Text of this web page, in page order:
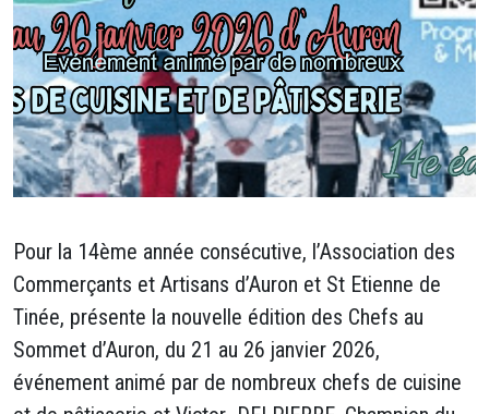
Pour la 14ème année consécutive, l’Association des
Commerçants et Artisans d’Auron et St Etienne de
Tinée, présente la nouvelle édition des Chefs au
Sommet d’Auron, du 21 au 26 janvier 2026,
événement animé par de nombreux chefs de cuisine